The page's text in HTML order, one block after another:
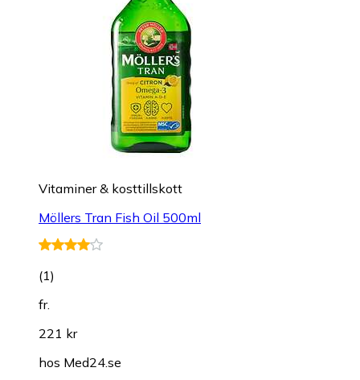
Vitaminer & kosttillskott
Möllers Tran Fish Oil 500ml
(1)
fr.
221 kr
hos Med24.se